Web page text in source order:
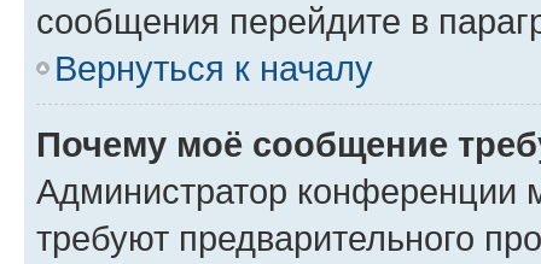
сообщения перейдите в
Вернуться к началу
Почему моё сообщение
Администратор конференции
требуют предварительного